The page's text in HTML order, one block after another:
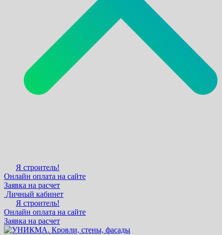
Я строитель!
Онлайн оплата на сайте
Заявка на расчет
Личный кабинет
Я строитель!
Онлайн оплата на сайте
Заявка на расчет